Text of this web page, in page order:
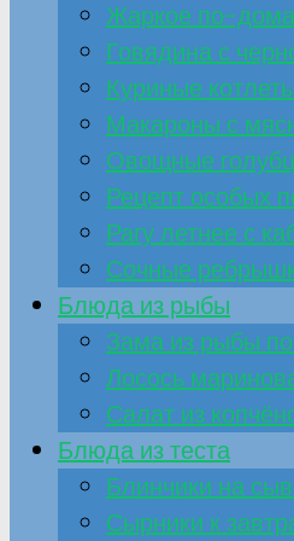
Жаркое по-
Говядина с
Куриные
Макароны с
Овощные
Рецепт особых
Рагу летнее с
Сочные
Блюда из рыбы
Зама из рыбы
Лосось
Салат из
Блюда из теста
Блинчики на
Сырники к